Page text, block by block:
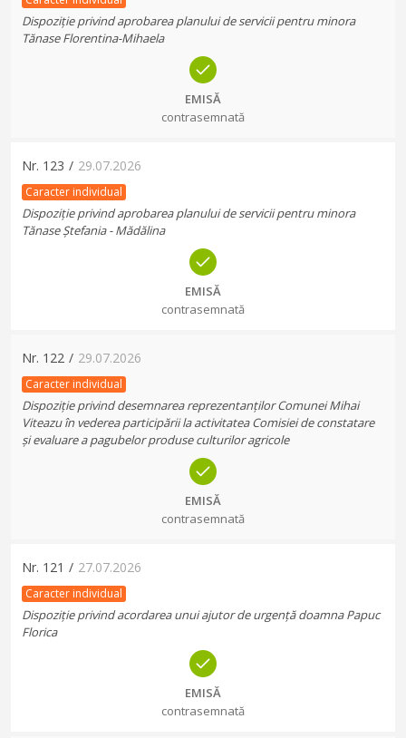
Dispoziție privind aprobarea planului de servicii pentru minora
Tănase Florentina-Mihaela
EMISĂ
contrasemnată
Nr. 123 / 29.07.2026
Caracter individual
Dispoziție privind aprobarea planului de servicii pentru minora
Tănase Ștefania - Mădălina
EMISĂ
contrasemnată
Nr. 122 / 29.07.2026
Caracter individual
Dispoziție privind desemnarea reprezentanților Comunei Mihai
Viteazu în vederea participării la activitatea Comisiei de constatare
și evaluare a pagubelor produse culturilor agricole
EMISĂ
contrasemnată
Nr. 121 / 27.07.2026
Caracter individual
Dispoziție privind acordarea unui ajutor de urgență doamna Papuc
Florica
EMISĂ
contrasemnată